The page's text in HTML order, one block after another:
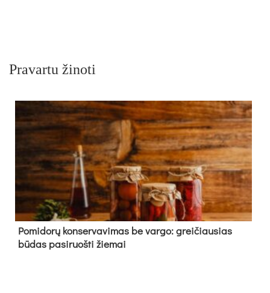
Pravartu žinoti
Pomidorų konservavimas be vargo: greičiausias
būdas pasiruošti žiemai